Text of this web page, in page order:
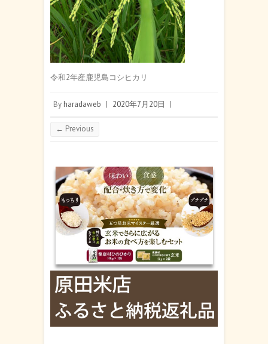
令和2年産鹿児島コシヒカリ
By haradaweb | 2020年7月20日 |
← Previous